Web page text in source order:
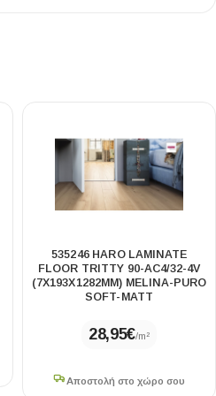
535246 HARO LAMINATE
FLOOR TRITTY 90-AC4/32-4V
(7X193X1282MM) MELINA-PURO
SOFT-MATT
28,95€/m²
Αποστολή στο χώρο σου